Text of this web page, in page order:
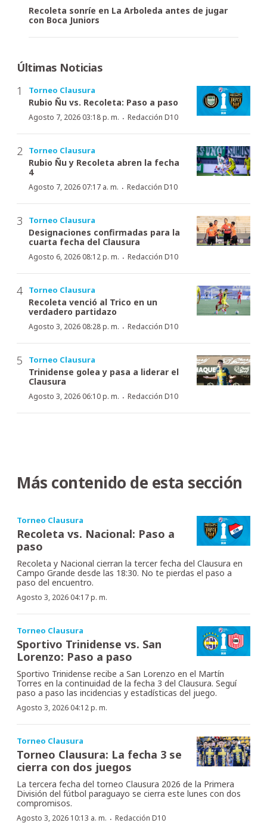
Recoleta sonríe en La Arboleda antes de jugar
con Boca Juniors
Últimas Noticias
Torneo Clausura
Rubio Ñu vs. Recoleta: Paso a paso
Agosto 7, 2026 03:18 p. m. · Redacción D10
Torneo Clausura
Rubio Ñu y Recoleta abren la fecha
4
Agosto 7, 2026 07:17 a. m. · Redacción D10
Torneo Clausura
Designaciones confirmadas para la
cuarta fecha del Clausura
Agosto 6, 2026 08:12 p. m. · Redacción D10
Torneo Clausura
Recoleta venció al Trico en un
verdadero partidazo
Agosto 3, 2026 08:28 p. m. · Redacción D10
Torneo Clausura
Trinidense golea y pasa a liderar el
Clausura
Agosto 3, 2026 06:10 p. m. · Redacción D10
Más contenido de esta sección
Torneo Clausura
Recoleta vs. Nacional: Paso a
paso
Recoleta y Nacional cierran la tercer fecha del Clausura en
Campo Grande desde las 18:30. No te pierdas el paso a
paso del encuentro.
Agosto 3, 2026 04:17 p. m.
Torneo Clausura
Sportivo Trinidense vs. San
Lorenzo: Paso a paso
Sportivo Trinidense recibe a San Lorenzo en el Martín
Torres en la continuidad de la fecha 3 del Clausura. Seguí
paso a paso las incidencias y estadísticas del juego.
Agosto 3, 2026 04:12 p. m.
Torneo Clausura
Torneo Clausura: La fecha 3 se
cierra con dos juegos
La tercera fecha del torneo Clausura 2026 de la Primera
División del fútbol paraguayo se cierra este lunes con dos
compromisos.
Agosto 3, 2026 10:13 a. m. · Redacción D10